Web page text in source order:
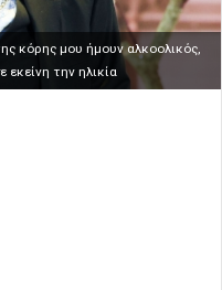
κόρης μου ήμουν αλκοολικός,
εκείνη την ηλικία